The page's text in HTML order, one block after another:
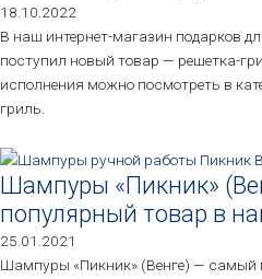
18.10.2022
В наш интернет-магазин подарков
поступил новый товар — решетка-
исполнения можно посмотреть в
гриль.
Шампуры «Пикник»
популярный товар в
25.01.2021
Шампуры «Пикник» (Венге) — самый